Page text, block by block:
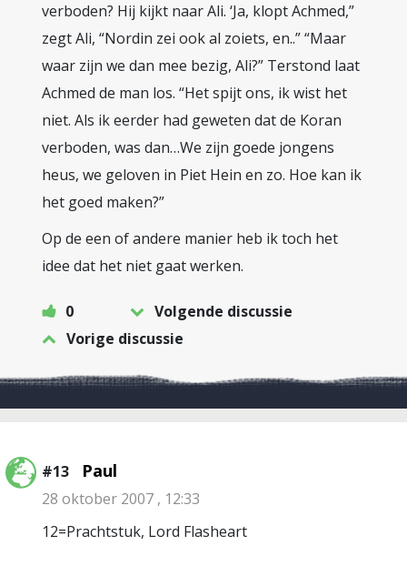
verboden? Hij kijkt naar Ali. ‘Ja, klopt Achmed,”
zegt Ali, “Nordin zei ook al zoiets, en..” “Maar
waar zijn we dan mee bezig, Ali?” Terstond laat
Achmed de man los. “Het spijt ons, ik wist het
niet. Als ik eerder had geweten dat de Koran
verboden, was dan…We zijn goede jongens
heus, we geloven in Piet Hein en zo. Hoe kan ik
het goed maken?”
Op de een of andere manier heb ik toch het
idee dat het niet gaat werken.
0
Volgende discussie
Vorige discussie
#13 Paul
28 oktober 2007 , 12:33
12=Prachtstuk, Lord Flasheart